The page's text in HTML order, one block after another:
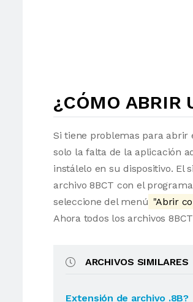
¿CÓMO ABRIR
Si tiene problemas para abrir
solo la falta de la aplicación
instálelo en su dispositivo. El
archivo 8BCT con el
seleccione del menú "Abrir
Ahora todos los archivos
ARCHIVOS SIMILARES
Extensión de archivo .8B?